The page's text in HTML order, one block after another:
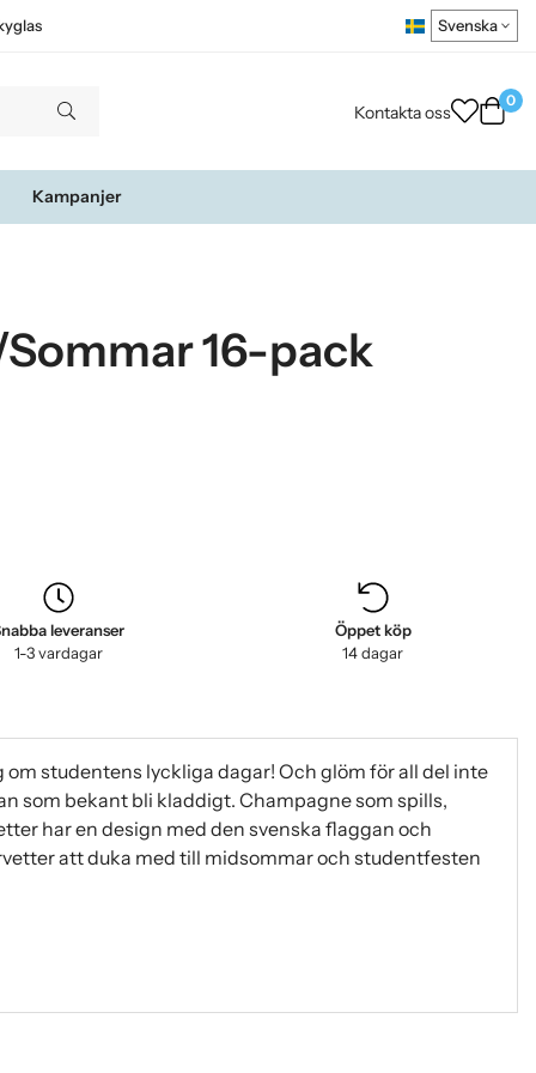
Kontakta oss
0
Kampanjer
16-pack
leveranser
1-3 vardagar
Öppet köp
14 dagar
studentens lyckliga dagar! Och glöm för all del inte
som bekant bli kladdigt. Champagne som spills,
har en design med den svenska flaggan och
att duka med till midsommar och studentfesten